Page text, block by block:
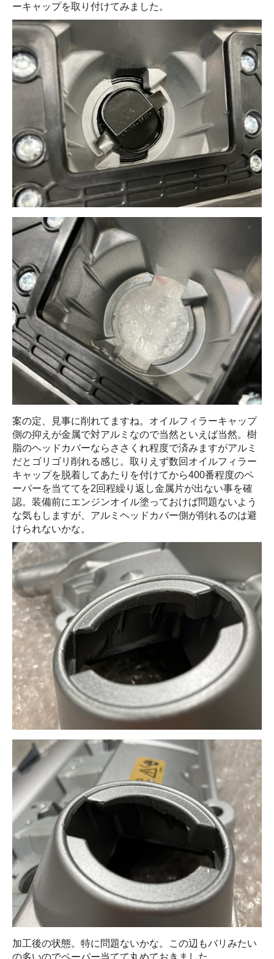
ーキャップを取り付けてみました。
案の定、見事に削れてますね。オイルフィラーキャップ
側の抑えが金属で対アルミなので当然といえば当然。樹
脂のヘッドカバーならささくれ程度で済みますがアルミ
だとゴリゴリ削れる感じ。取りえず数回オイルフィラー
キャップを脱着してあたりを付けてから400番程度のペ
ーパーを当ててを2回程繰り返し金属片が出ない事を確
認。装備前にエンジンオイル塗っておけば問題ないよう
な気もしますが、アルミヘッドカバー側が削れるのは避
けられないかな。
加工後の状態。特に問題ないかな。この辺もバリみたい
の多いのでペーパー当てて丸めておきました。